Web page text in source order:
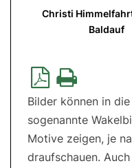
Christi
Baldauf
Bilder können in
sogenannte
Motive zeigen, je
draufschauen.